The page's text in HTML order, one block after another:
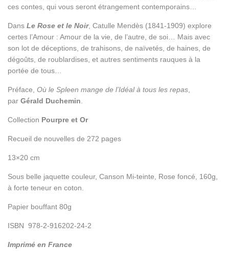
ces contes, qui vous seront étrangement contemporains…
Dans Le Rose et le Noir, Catulle Mendès (1841-1909) explore
certes l’Amour : Amour de la vie, de l’autre, de soi… Mais avec
son lot de déceptions, de trahisons, de naïvetés, de haines, de
dégoûts, de roublardises, et autres sentiments rauques à la
portée de tous…
Préface, Où le Spleen mange de l’Idéal à tous les repas
par Gérald Duchemin
Collection Pourpre et Or
Recueil de nouvelles de 272 pages
13×20 cm
Sous belle jaquette couleur, Canson Mi-teinte, Rose foncé, 160g,
à forte teneur en coton.
Papier bouffant 80g
ISBN 978-2-916202-24-2
Imprimé en France